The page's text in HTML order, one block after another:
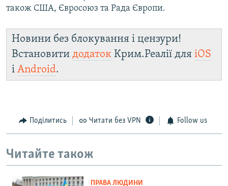
також США, Євросоюз та Рада Європи.
Новини без блокування і цензури!
Встановити додаток Крим.Реалії для iOS
і Android.
Поділитись Читати без VPN Follow us
Читайте також
ПРАВА ЛЮДИНИ